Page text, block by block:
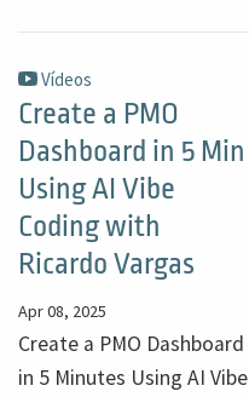
Vídeos
Create a PMO
Dashboard in 5 Min
Using AI Vibe
Coding with
Ricardo Vargas
Apr 08, 2025
Create a PMO Dashboard
in 5 Minutes Using AI Vibe